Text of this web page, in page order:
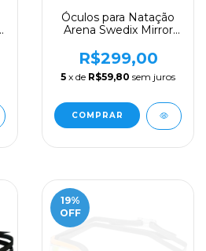
Óculos para Natação
Arena Swedix Mirror
R$299,00
5 x de R$59,80 sem juros
19%
OFF